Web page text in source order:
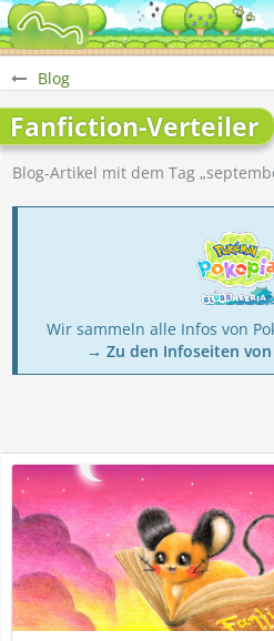
Blog
Fanfiction-Verteiler
Blog-Artikel mit dem Tag
Wir sammeln alle Infos von
→ Zu den Infoseiten